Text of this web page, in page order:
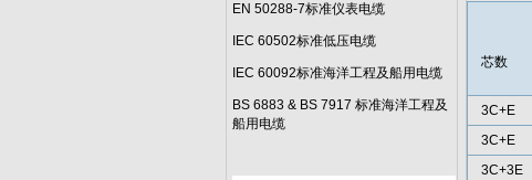
EN 50288-7标准仪表电缆
IEC 60502标准低压电缆
IEC 60092标准海洋工程及船用电缆
BS 6883 & BS 7917 标准海洋工程及
船用电缆
芯数
3C+E
3C+E
3C+3E